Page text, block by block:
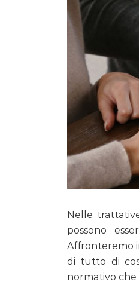
Nelle
possono
Affronteremo
di tutto di
normativo che